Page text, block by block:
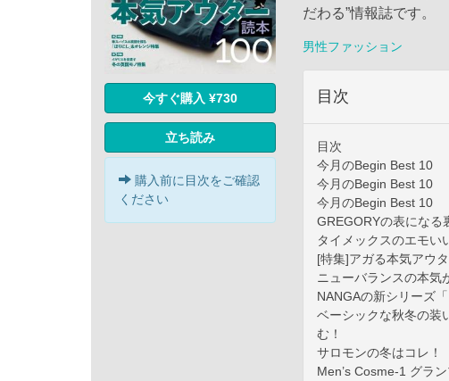
今すぐ購入 ¥730
立ち読み
購入前に目次をご確認
ください
だわる”情報誌です。
男性ファッション
目次
目次
今月のBegin Best 10
今月のBegin Best 10
今月のBegin Best 10
GREGORYの表になる
タイメックスのエモい
[特集]アガる本気アウ
ニューバランスの本気
NANGAの新シリーズ
ベーシックな秋冬の
む！
サロモンの冬はコレ！
Men’s Cosme-1 グラン